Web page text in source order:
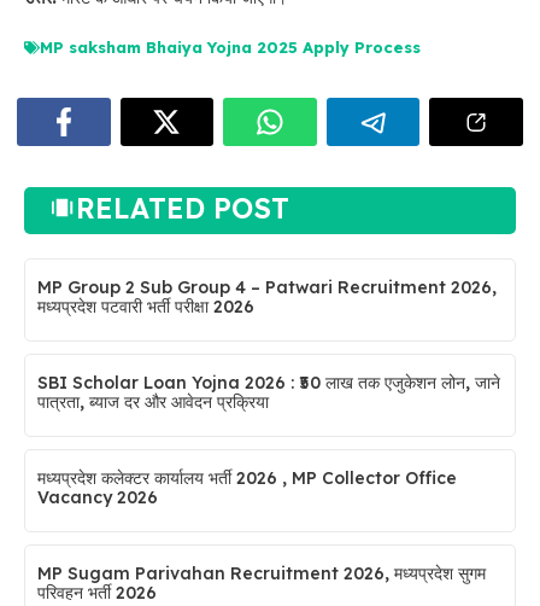
MP saksham Bhaiya Yojna 2025 Apply Process
RELATED POST
MP Group 2 Sub Group 4 – Patwari Recruitment 2026,
मध्यप्रदेश पटवारी भर्ती परीक्षा 2026
SBI Scholar Loan Yojna 2026 : ₹50 लाख तक एजुकेशन लोन, जाने
पात्रता, ब्याज दर और आवेदन प्रक्रिया
मध्यप्रदेश कलेक्टर कार्यालय भर्ती 2026 , MP Collector Office
Vacancy 2026
MP Sugam Parivahan Recruitment 2026, मध्यप्रदेश सुगम
परिवहन भर्ती 2026